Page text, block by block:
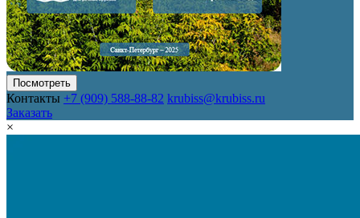
Посмотреть
Контакты +7 (909) 588-88-82 krubiss@krubiss.ru
Заказать
×